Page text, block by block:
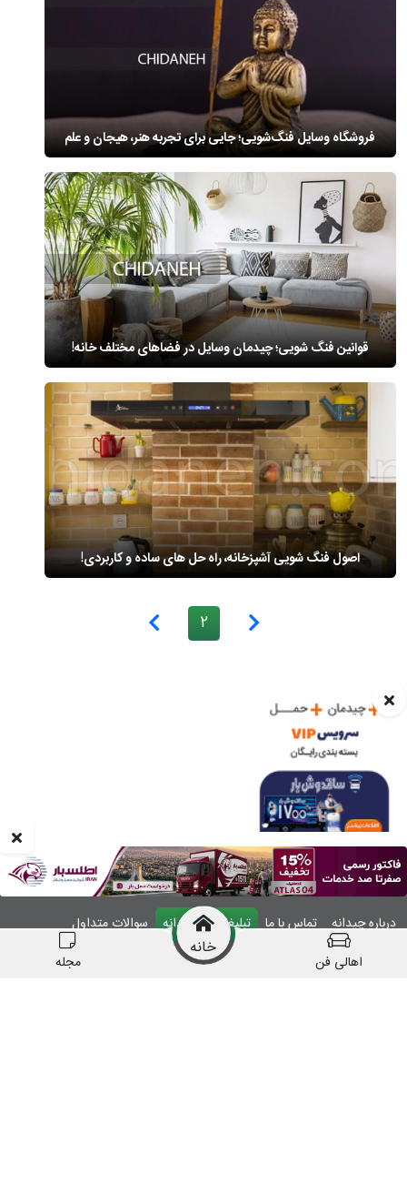
مجله
خانه
اهالی فن
فروشگاه وسایل فنگ‌شویی؛ جایی برای تجربه هنر، هیجان و علم
قوانین فنگ شویی؛ چیدمان وسایل در فضاهای مختلف خانه!
اصول فنگ شویی آشپزخانه، راه حل های ساده و کاربردی!
2
درباره چیدانه تماس با ما تبلیغات در چیدانه
سوالات متداول
ورود